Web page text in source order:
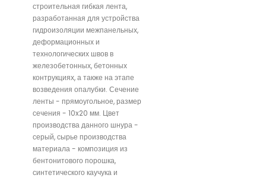
строительная гибкая лента,
разработанная для устройства
гидроизоляции межпанельных,
деформационных и
технологических швов в
железобетонных, бетонных
контрукциях, а также на этапе
возведения опалубки. Сечение
ленты - прямоугольное, размер
сечения - 10x20 мм. Цвет
производства данного шнура -
серый, сырье производства
материала - композиция из
бентонитового порошка,
синтетического каучука и